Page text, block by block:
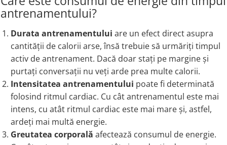
antrenamentului?
Durata antrenamentului are un efect direct asupra
cantității de calorii arse, însă trebuie să urmăriți timpul
activ de antrenament. Dacă doar stați pe margine și
purtați conversații nu veți arde prea multe calorii.
Intensitatea antrenamentului poate fi determinată
folosind ritmul cardiac. Cu cât antrenamentul este mai
intens, cu atât ritmul cardiac este mai mare și, astfel,
ardeți mai multă energie.
Greutatea corporală afectează consumul de energie.